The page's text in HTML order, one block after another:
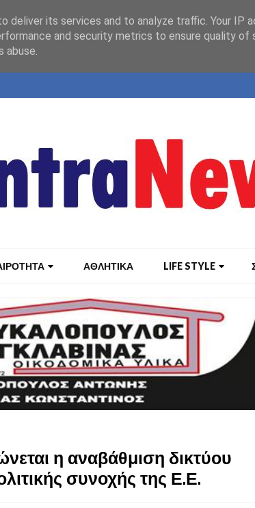
ΑΘΛΗΤΙΚΑ LIFE STYLE
η αναβάθμιση δικτύου
συνοχής της Ε.Ε.
deliver its services and to analyze traffic. Your IP
and security metrics to ensure quality of
abuse.